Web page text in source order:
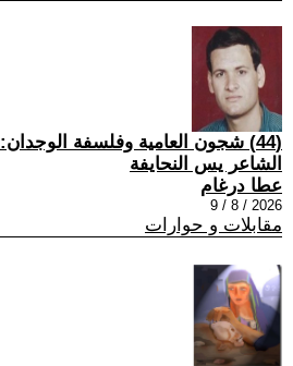
(44) شجون العامية وفلسفة
الشاعر يس النحايفة
عطا درغام
2026 / 8 / 9
مقابلات و حوارات